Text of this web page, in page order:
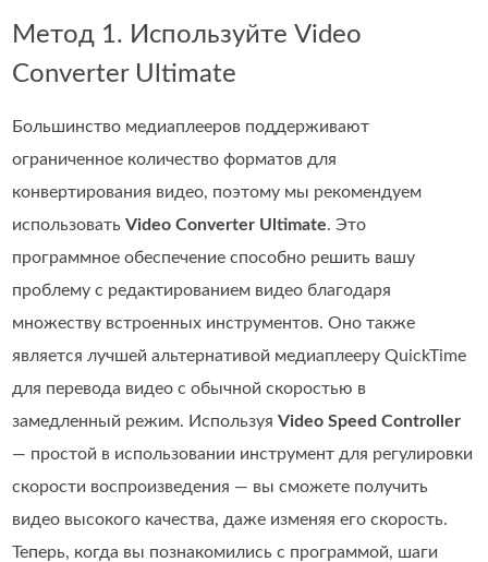
Метод 1. Используйте Video
Converter Ultimate
Большинство медиаплееров поддерживают
ограниченное количество форматов для
конвертирования видео, поэтому мы рекомендуем
использоватьVideo Converter Ultimate. Это
программное обеспечение способно решить вашу
проблему с редактированием видео благодаря
множеству встроенных инструментов. Оно также
является лучшей альтернативой медиаплееру QuickTime
для перевода видео с обычной скоростью в
замедленный режим. ИспользуяVideo Speed Controller
— простой в использовании инструмент для регулировки
скорости воспроизведения — вы сможете получить
видео высокого качества, даже изменяя его скорость.
Теперь, когда вы познакомились с программой, шаги